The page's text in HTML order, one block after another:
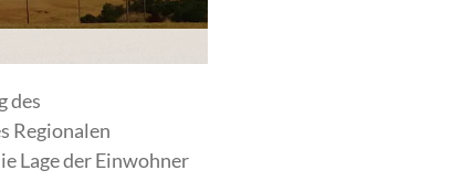
des
Regionalen
Lage der Einwohner